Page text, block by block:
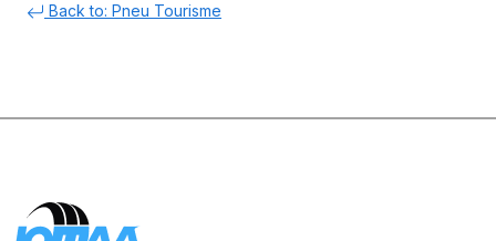
Back to: Pneu Tourisme